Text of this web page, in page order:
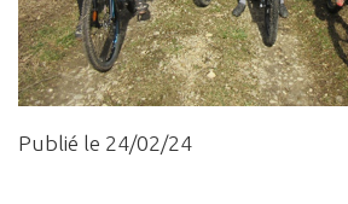
Publié le 24/02/24